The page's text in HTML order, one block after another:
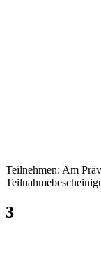
Teilnehmen: Am
3